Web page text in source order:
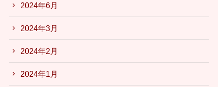
2024年6月
2024年3月
2024年2月
2024年1月